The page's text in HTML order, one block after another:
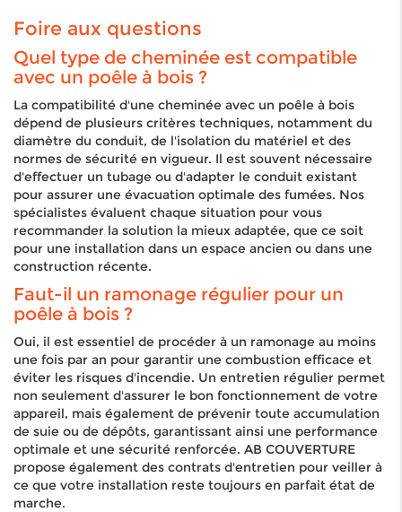
Foire aux questions
Quel type de cheminée est compatible
avec un poêle à bois ?
La compatibilité d'une cheminée avec un poêle à bois
dépend de plusieurs critères techniques, notamment du
diamètre du conduit, de l'isolation du matériel et des
normes de sécurité en vigueur. Il est souvent nécessaire
d'effectuer un tubage ou d'adapter le conduit existant
pour assurer une évacuation optimale des fumées. Nos
spécialistes évaluent chaque situation pour vous
recommander la solution la mieux adaptée, que ce soit
pour une installation dans un espace ancien ou dans une
construction récente.
Faut-il un ramonage régulier pour un
poêle à bois ?
Oui, il est essentiel de procéder à un ramonage au moins
une fois par an pour garantir une combustion efficace et
éviter les risques d'incendie. Un entretien régulier permet
non seulement d'assurer le bon fonctionnement de votre
appareil, mais également de prévenir toute accumulation
de suie ou de dépôts, garantissant ainsi une performance
optimale et une sécurité renforcée. AB COUVERTURE
propose également des contrats d'entretien pour veiller à
ce que votre installation reste toujours en parfait état de
marche.